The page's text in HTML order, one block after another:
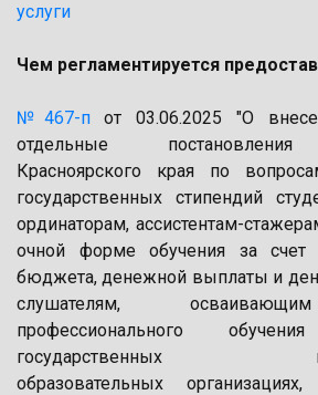
услуги
Чем регламентируется
№ 467-п
от 03.06.2025 "О
отдельные постановления
Красноярского края по
государственных стипендий
ординаторам, ассистентам-
очной форме обучения за счет
бюджета, денежной выплаты и
слушателям,
профессионального
государственных
образовательных